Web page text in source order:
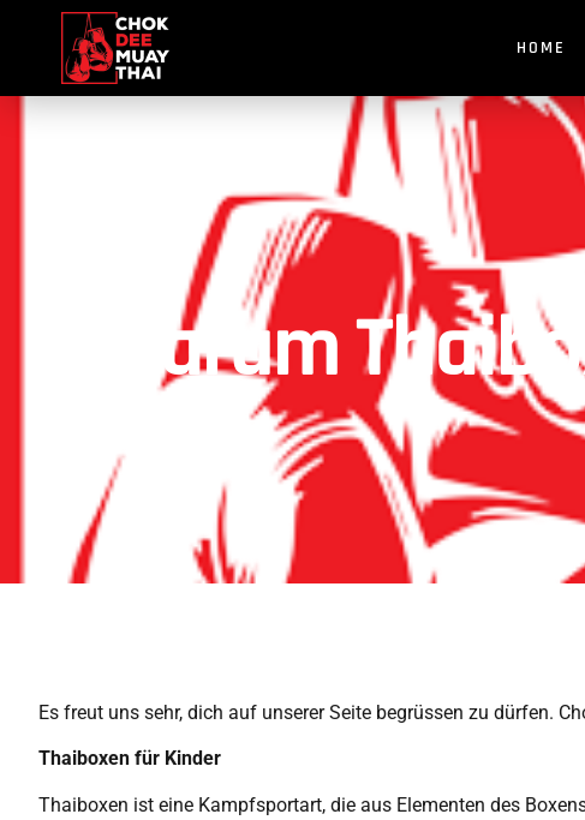
HOME
Warum
Es freut uns sehr, dich auf unserer Seite begrüssen zu dürfen.
Thaiboxen für Kinder
Thaiboxen ist eine Kampfsportart, die aus Elementen des